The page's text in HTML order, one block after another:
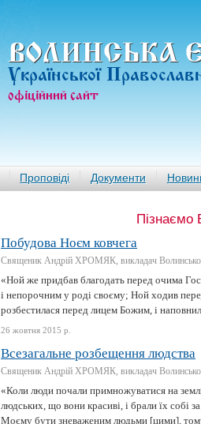
ВОЛИНСЬКА
Української
офiцiйний сайт
Проповіді Документи
Пізнаємо
Побудова Ноєм ковчега
Священик Андрій ХРОМЯК, викладач Волинської
«Ной же придбав благодать перед очима
і непорочним у роді своєму; Ной ходив
розбестилася перед лицем Божим, і
26 жовтня 2015 р.
Всезагальне розбещення людства
Священик Андрій ХРОМЯК, викладач Волинської
«Коли люди почали примножуватися на
людських, що вони красиві, і брали їх собі
Моєму бути зневаженим людьми [цими],